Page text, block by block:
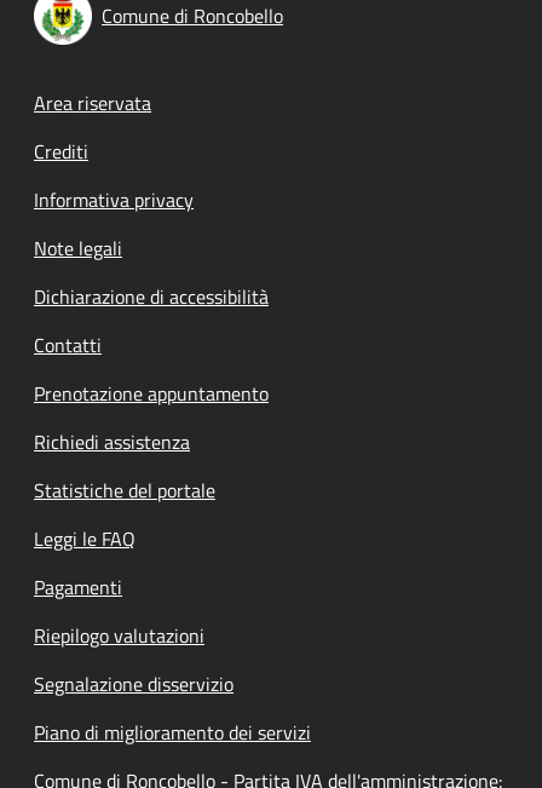
Comune di Roncobello
Footer menu
Area riservata
Crediti
Informativa privacy
Note legali
Dichiarazione di accessibilità
Contatti
Prenotazione appuntamento
Richiedi assistenza
Statistiche del portale
Leggi le FAQ
Pagamenti
Riepilogo valutazioni
Segnalazione disservizio
Piano di miglioramento dei servizi
Comune di Roncobello - Partita IVA dell'amministrazione: